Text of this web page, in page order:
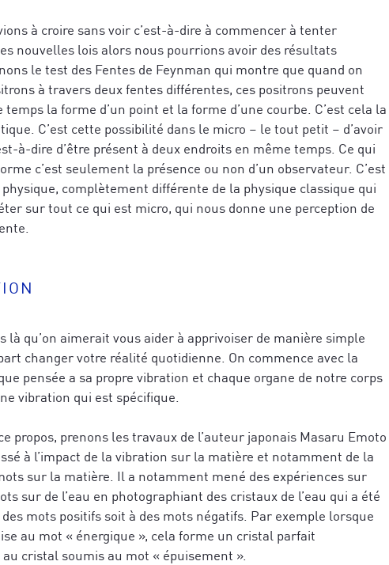
à croire sans voir c’est-à-dire à commencer à tenter
nouvelles lois alors nous pourrions avoir des résultats
le test des Fentes de Feynman qui montre que quand on
à travers deux fentes différentes, ces positrons peuvent
la forme d’un point et la forme d’une courbe. C’est cela la
C’est cette possibilité dans le micro – le tout petit – d’avoir
à-dire d’être présent à deux endroits en même temps. Ce qui
c’est seulement la présence ou non d’un observateur. C’est
complètement différente de la physique classique qui
sur tout ce qui est micro, qui nous donne une perception de
là qu’on aimerait vous aider à apprivoiser de manière simple
changer votre réalité quotidienne. On commence avec la
pensée a sa propre vibration et chaque organe de notre corps
vibration qui est spécifique.
propos, prenons les travaux de l’auteur japonais Masaru Emoto
à l’impact de la vibration sur la matière et notamment de la
sur la matière. Il a notamment mené des expériences sur
sur de l’eau en photographiant des cristaux de l’eau qui a été
mots positifs soit à des mots négatifs. Par exemple lorsque
au mot « énergique », cela forme un cristal parfait
cristal soumis au mot « épuisement ».
un concentré de techniques issues de stratégies
réussite des neurosciences et de la cohérence cardiaque
notre vidéo de coaching, pourdévelopper votre
tout en étant profondément aligné(e) avec ce
mieux vous inspirer, dîtes-nous ce qui vous
le mieux aujourd'hui *
vérifier votre demande.*
JE M'ABONNE
des neurosciences, de l’épigénétique et des
directement applicables à vos projets.
formations, techniques avancées, séminaires et aux
nous ce qui vous caractérise le mieux aujourd'hui*
*
JE M'ABONNE